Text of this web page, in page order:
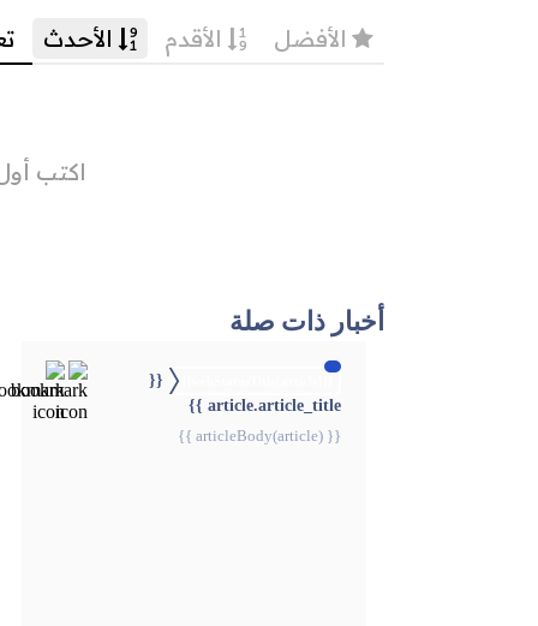
أخبار ذات صلة
{{
article.article_title }}
{{ articleBody(article) }}